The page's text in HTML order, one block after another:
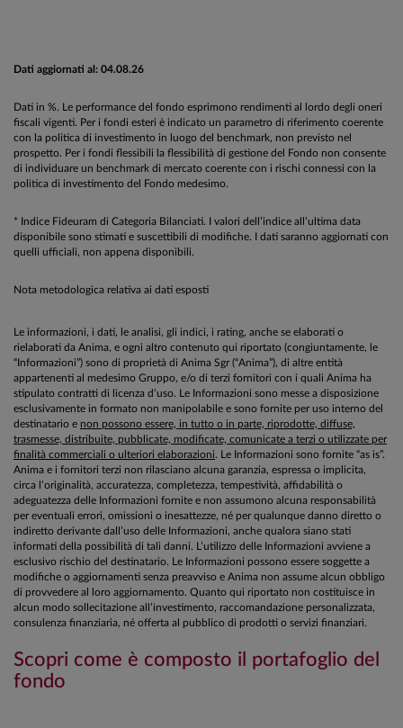
Dati aggiornati al: 04.08.26
Dati in %. Le performance del fondo esprimono rendimenti al lordo degli oneri
fiscali vigenti. Per i fondi esteri è indicato un parametro di riferimento coerente
con la politica di investimento in luogo del benchmark, non previsto nel
prospetto. Per i fondi flessibili la flessibilità di gestione del Fondo non consente
di individuare un benchmark di mercato coerente con i rischi connessi con la
politica di investimento del Fondo medesimo.
* Indice Fideuram di Categoria Bilanciati. I valori dell’indice all’ultima data
disponibile sono stimati e suscettibili di modifiche. I dati saranno aggiornati con
quelli ufficiali, non appena disponibili.
Nota metodologica relativa ai dati esposti
Le informazioni, i dati, le analisi, gli indici, i rating, anche se elaborati o
rielaborati da Anima, e ogni altro contenuto qui riportato (congiuntamente, le
“Informazioni”) sono di proprietà di Anima Sgr (“Anima”), di altre entità
appartenenti al medesimo Gruppo, e/o di terzi fornitori con i quali Anima ha
stipulato contratti di licenza d’uso. Le Informazioni sono messe a disposizione
esclusivamente in formato non manipolabile e sono fornite per uso interno del
destinatario e non possono essere, in tutto o in parte, riprodotte, diffuse,
trasmesse, distribuite, pubblicate, modificate, comunicate a terzi o utilizzate per
finalità commerciali o ulteriori elaborazioni. Le Informazioni sono fornite “as is”.
Anima e i fornitori terzi non rilasciano alcuna garanzia, espressa o implicita,
circa l’originalità, accuratezza, completezza, tempestività, affidabilità o
adeguatezza delle Informazioni fornite e non assumono alcuna responsabilità
per eventuali errori, omissioni o inesattezze, né per qualunque danno diretto o
indiretto derivante dall’uso delle Informazioni, anche qualora siano stati
informati della possibilità di tali danni. L’utilizzo delle Informazioni avviene a
esclusivo rischio del destinatario. Le Informazioni possono essere soggette a
modifiche o aggiornamenti senza preavviso e Anima non assume alcun obbligo
di provvedere al loro aggiornamento. Quanto qui riportato non costituisce in
alcun modo sollecitazione all’investimento, raccomandazione personalizzata,
consulenza finanziaria, né offerta al pubblico di prodotti o servizi finanziari.
Scopri come è composto il portafoglio del
fondo